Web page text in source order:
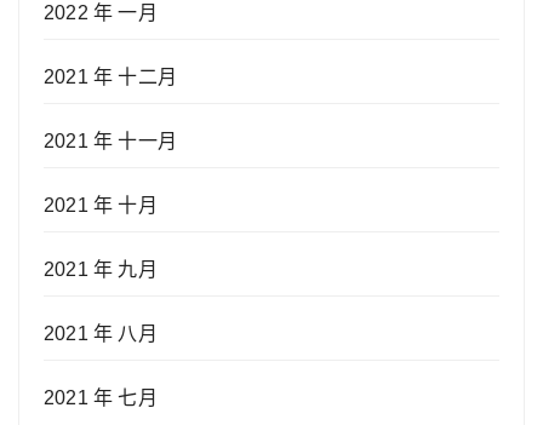
2022 年 一月
2021 年 十二月
2021 年 十一月
2021 年 十月
2021 年 九月
2021 年 八月
2021 年 七月